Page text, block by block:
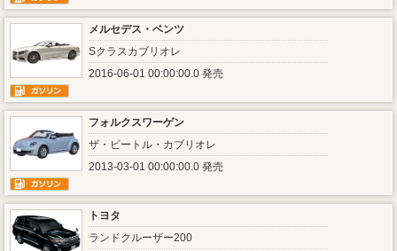
メルセデス・ベンツ
Sクラスカブリオレ
2016-06-01 00:00:00.0 発売
フォルクスワーゲン
ザ・ビートル・カブリオレ
2013-03-01 00:00:00.0 発売
トヨタ
ランドクルーザー200